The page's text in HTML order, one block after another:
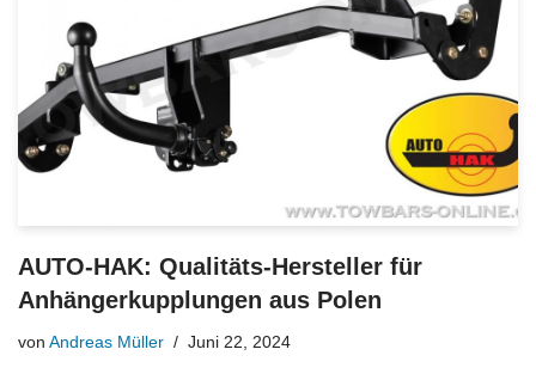
AUTO-HAK: Qualitäts-Hersteller für
Anhängerkupplungen aus Polen
von Andreas Müller Juni 22, 2024